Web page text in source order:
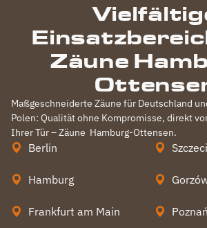
Zäune
Maßgeschneiderte Zäune für Deutschland
Polen: Qualität ohne Kompromisse, direkt
Ihrer Tür – Zäune Hamburg-Ottensen.
Berlin
Hamburg
Frankfurt am Main Poznań